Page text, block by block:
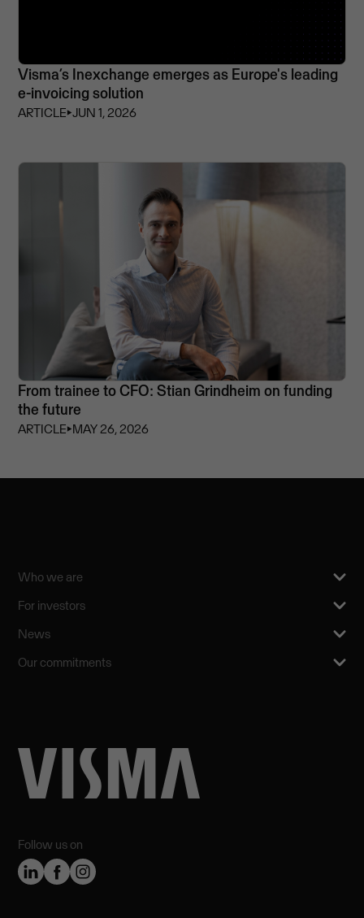
Visma’s Inexchange emerges as Europe's leading
e-invoicing solution
ARTICLE⏵JUN 1, 2026
From trainee to CFO: Stian Grindheim on funding
the future
ARTICLE⏵MAY 26, 2026
Follow us on
Who we are
For investors
News
Our commitments